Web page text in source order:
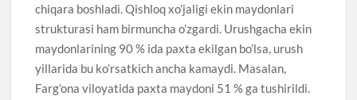
chiqara boshladi. Qishloq xo’jaligi ekin maydonlari
strukturasi ham birmuncha o’zgardi. Urushgacha ekin
maydonlarining 90 % ida paxta ekilgan bo’lsa, urush
yillarida bu ko’rsatkich ancha kamaydi. Masalan,
Farg’ona viloyatida paxta maydoni 51 % ga tushirildi.